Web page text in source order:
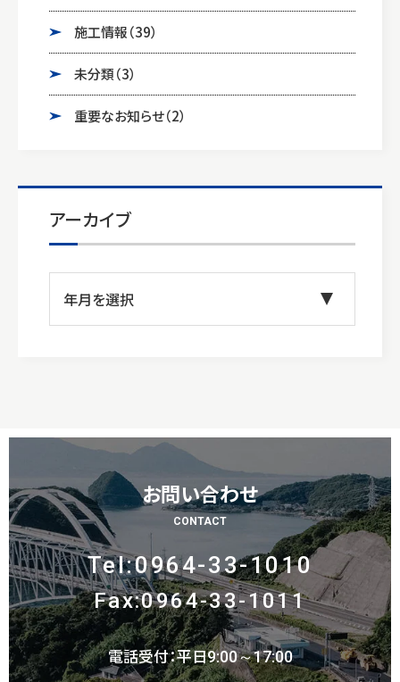
施工情報（39）
未分類（3）
重要なお知らせ（2）
アーカイブ
お問い合わせ
CONTACT
Tel:0964-33-1010
Fax:0964-33-1011
電話受付：平日9:00～17:00